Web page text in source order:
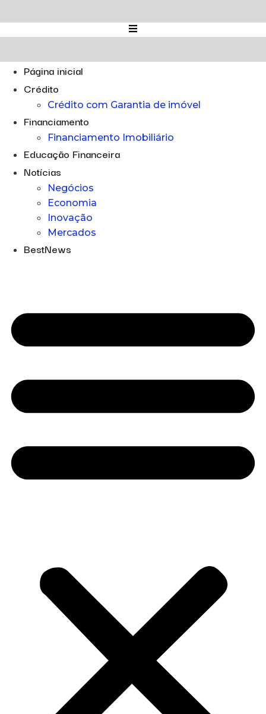
para
o
Página inicial
Crédito
Crédito com Garantia de imóvel
Financiamento
Financiamento Imobiliário
Educação Financeira
Notícias
Negócios
Economia
Inovação
Mercados
BestNews